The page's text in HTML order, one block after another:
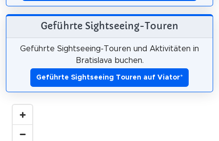
Geführte Sightseeing-Touren
Geführte Sightseeing-Touren und Aktivitäten in
Bratislava buchen.
Geführte Sightseeing Touren auf Viator*